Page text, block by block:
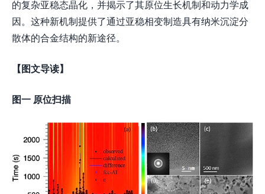
的复杂亚稳态晶化，并揭示了其原位生长机制和动力学成
因。这种新机制提供了通过亚稳相变制造具有纳米沉淀分
散体的合金结构的新途径。
【图文导读】
图一 原位扫描